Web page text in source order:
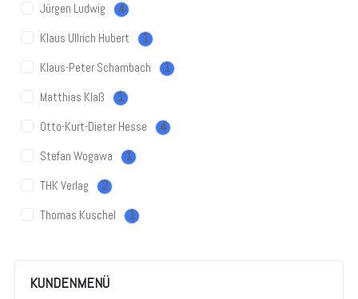
Jürgen Ludwig 4
Klaus Ullrich Hubert 1
Klaus-Peter Schambach 1
Matthias Klaß 1
Otto-Kurt-Dieter Hesse 4
Stefan Wogawa 1
THK Verlag 2
Thomas Kuschel 1
KUNDENMENÜ